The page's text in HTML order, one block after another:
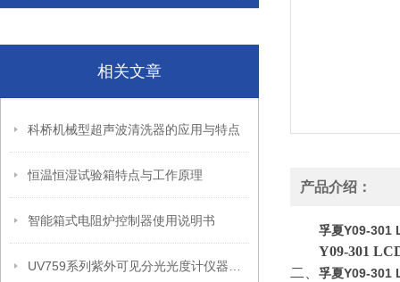
相关文章
科桥机械型超声波清洗器的应用与特点
恒温恒湿试验箱特点与工作原理
智能箱式电阻炉控制器使用说明书
产品介绍：
孚夏Y09-301
Y09-301
二、 孚夏Y09-301